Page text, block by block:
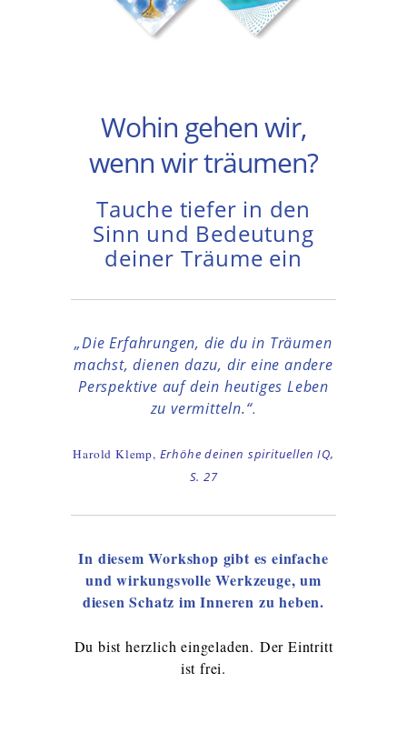
Wohin gehen wir,
wenn wir träumen?
Tauche tiefer in den
Sinn und Bedeutung
deiner Träume ein
„Die Erfahrungen, die du in Träumen
machst, dienen dazu, dir eine andere
Perspektive auf dein heutiges Leben
zu vermitteln.“.
Harold Klemp, Erhöhe deinen spirituellen IQ,
S. 27
In diesem Workshop gibt es einfache
und wirkungsvolle Werkzeuge, um
diesen Schatz im Inneren zu heben.
Du bist herzlich eingeladen. Der Eintritt
ist frei.